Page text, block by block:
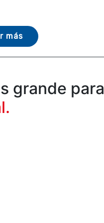
más
grande para